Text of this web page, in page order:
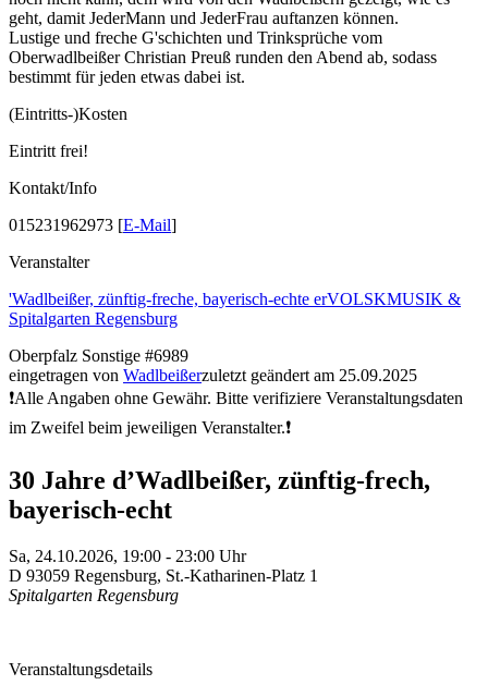
geht, damit JederMann und JederFrau auftanzen können.
Lustige und freche G'schichten und Trinksprüche vom
Oberwadlbeißer Christian Preuß runden den Abend ab, sodass
bestimmt für jeden etwas dabei ist.
(Eintritts-)Kosten
Eintritt frei!
Kontakt/Info
015231962973 [E-Mail]
Veranstalter
'Wadlbeißer, zünftig-freche, bayerisch-echte erVOLSKMUSIK &
Spitalgarten Regensburg
Oberpfalz Sonstige #6989
eingetragen von Wadlbeißerzuletzt geändert am 25.09.2025
❗Alle Angaben ohne Gewähr. Bitte verifiziere Veranstaltungsdaten
im Zweifel beim jeweiligen Veranstalter.❗
30 Jahre d’Wadlbeißer, zünftig-frech,
bayerisch-echt
Sa, 24.10.2026, 19:00 - 23:00 Uhr
D 93059 Regensburg, St.-Katharinen-Platz 1
Spitalgarten Regensburg
Veranstaltungsdetails